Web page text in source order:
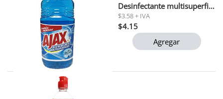
Desinfectante multisuperficies ajax 500 ml
$3.58 + IVA
$4.15
Agregar